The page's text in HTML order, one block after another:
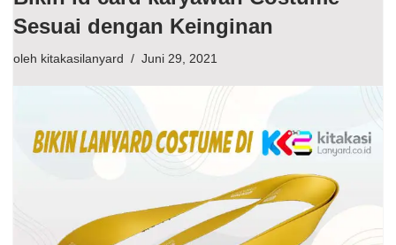
Sesuai dengan Keinginan
oleh kitakasilanyard Juni 29, 2021